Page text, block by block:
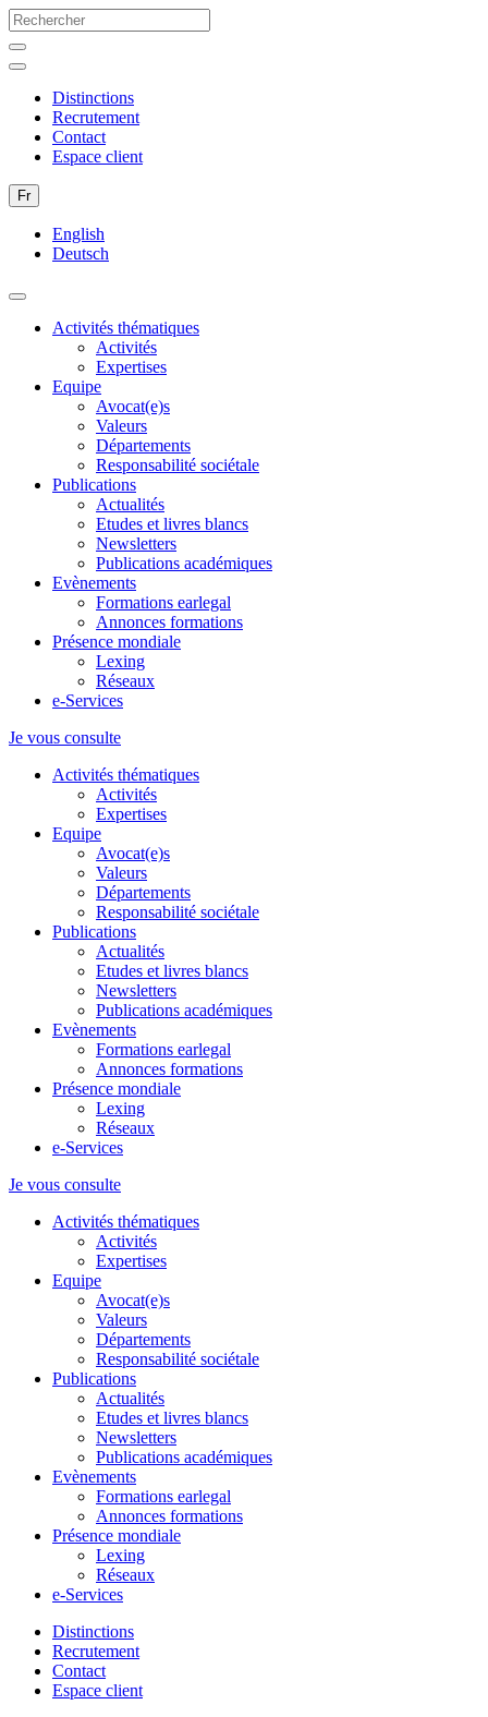
Distinctions
Recrutement
Contact
Espace client
Fr
English
Deutsch
Activités thématiques
Activités
Expertises
Equipe
Avocat(e)s
Valeurs
Départements
Responsabilité sociétale
Publications
Actualités
Etudes et livres blancs
Newsletters
Publications académiques
Evènements
Formations earlegal
Annonces formations
Présence mondiale
Lexing
Réseaux
e-Services
Je vous consulte
Activités thématiques
Activités
Expertises
Equipe
Avocat(e)s
Valeurs
Départements
Responsabilité sociétale
Publications
Actualités
Etudes et livres blancs
Newsletters
Publications académiques
Evènements
Formations earlegal
Annonces formations
Présence mondiale
Lexing
Réseaux
e-Services
Je vous consulte
Activités thématiques
Activités
Expertises
Equipe
Avocat(e)s
Valeurs
Départements
Responsabilité sociétale
Publications
Actualités
Etudes et livres blancs
Newsletters
Publications académiques
Evènements
Formations earlegal
Annonces formations
Présence mondiale
Lexing
Réseaux
e-Services
Distinctions
Recrutement
Contact
Espace client